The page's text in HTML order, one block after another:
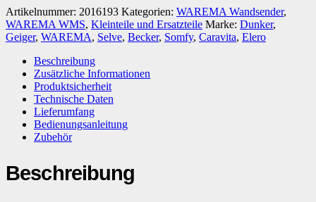
Artikelnummer: 2016193 Kategorien: WAREMA Wandsender,
WAREMA WMS, Kleinteile und Ersatzteile Marke: Dunker,
Geiger, WAREMA, Selve, Becker, Somfy, Caravita, Elero
Beschreibung
Zusätzliche Informationen
Produktsicherheit
Technische Daten
Lieferumfang
Bedienungsanleitung
Zubehör
Beschreibung